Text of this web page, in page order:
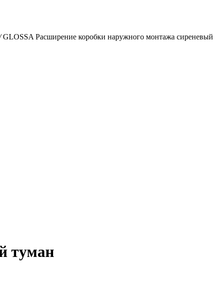
GLOSSA Расширение коробки наружного монтажа сиреневый
туман